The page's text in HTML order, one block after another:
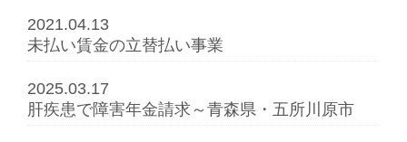
2021.04.13
未払い賃金の立替払い事業
2025.03.17
肝疾患で障害年金請求～青森県・五所川原市